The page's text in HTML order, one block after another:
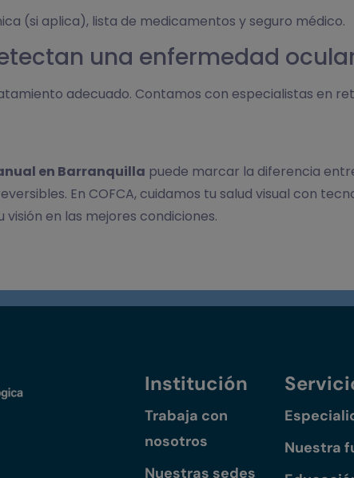
(si aplica), lista de medicamentos y seguro médico.
una enfermedad
adecuado. Contamos con especialistas en
en Barranquilla puede marcar la diferencia
En COFCA, cuidamos tu salud visual con
en las mejores condiciones.
Institución
Trabaja con
nosotros
Nuestras sedes
Nuestra